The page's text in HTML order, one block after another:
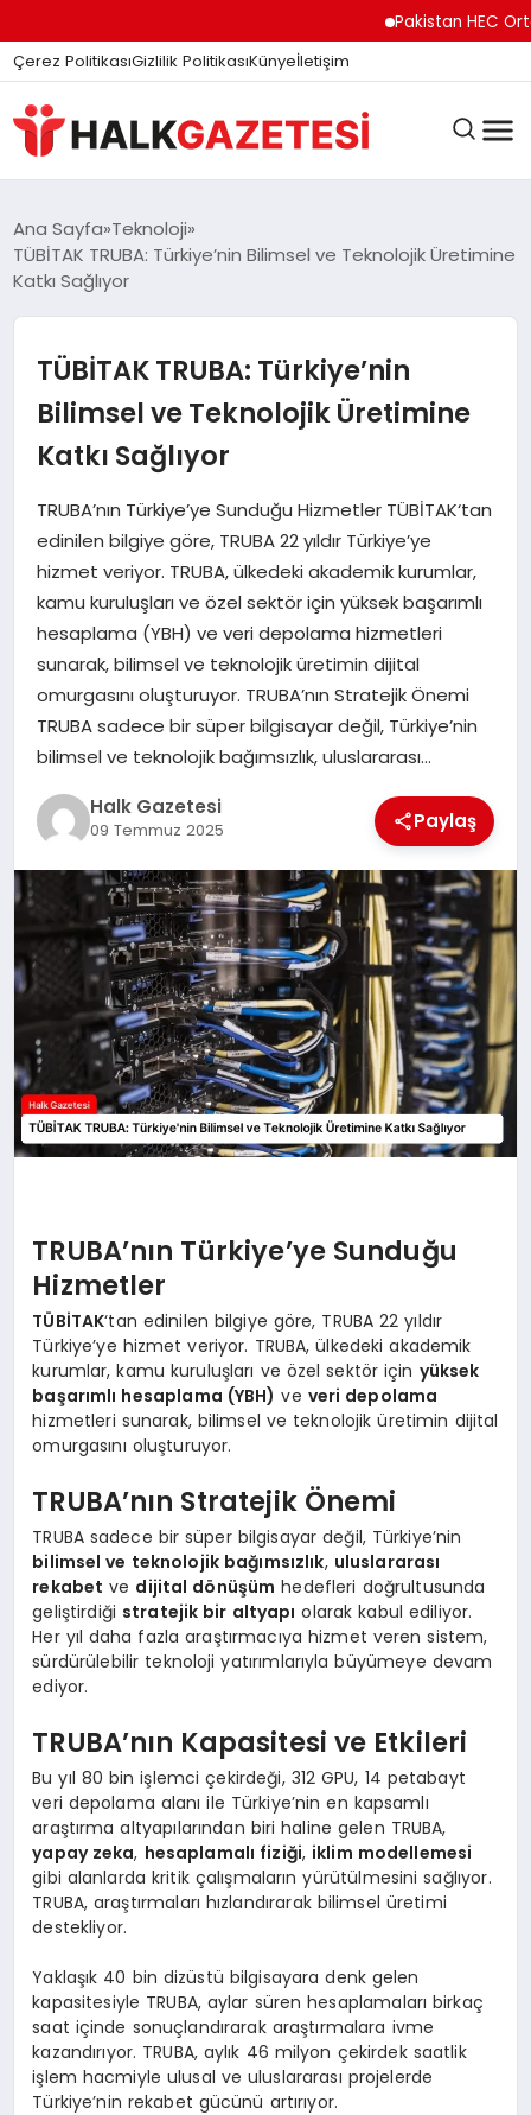
Pakistan HEC Orta
Çerez PolitikasıGizlilik PolitikasıKünyeİletişim
DÜNYA
EĞITIM
EKONOMI
MAGAZIN
SAĞLIK
SIYASET
SPOR
TEKNOLOJI
YAŞAM
Ana Sayfa Teknoloji
TÜBİTAK TRUBA: Türkiye’nin Bilimsel ve Teknolojik Üretimine
Katkı Sağlıyor
TÜBİTAK TRUBA: Türkiye’nin
Bilimsel ve Teknolojik Üretimine
Katkı Sağlıyor
TRUBA’nın Türkiye’ye Sunduğu Hizmetler TÜBİTAK‘tan
edinilen bilgiye göre, TRUBA 22 yıldır Türkiye’ye
hizmet veriyor. TRUBA, ülkedeki akademik kurumlar,
kamu kuruluşları ve özel sektör için yüksek başarımlı
hesaplama (YBH) ve veri depolama hizmetleri
sunarak, bilimsel ve teknolojik üretimin dijital
omurgasını oluşturuyor. TRUBA’nın Stratejik Önemi
TRUBA sadece bir süper bilgisayar değil, Türkiye’nin
bilimsel ve teknolojik bağımsızlık, uluslararası…
Halk Gazetesi
09 Temmuz 2025 Paylaş
TRUBA’nın Türkiye’ye Sunduğu
Hizmetler
TÜBİTAK‘tan edinilen bilgiye göre, TRUBA 22 yıldır
Türkiye’ye hizmet veriyor. TRUBA, ülkedeki akademik
kurumlar, kamu kuruluşları ve özel sektör için yüksek
başarımlı hesaplama (YBH) ve veri depolama
hizmetleri sunarak, bilimsel ve teknolojik üretimin dijital
omurgasını oluşturuyor.
TRUBA’nın Stratejik Önemi
TRUBA sadece bir süper bilgisayar değil, Türkiye’nin
bilimsel ve teknolojik bağımsızlık, uluslararası
rekabet ve dijital dönüşüm hedefleri doğrultusunda
geliştirdiği stratejik bir altyapı olarak kabul ediliyor.
Her yıl daha fazla araştırmacıya hizmet veren sistem,
sürdürülebilir teknoloji yatırımlarıyla büyümeye devam
ediyor.
TRUBA’nın Kapasitesi ve Etkileri
Bu yıl 80 bin işlemci çekirdeği, 312 GPU, 14 petabayt
veri depolama alanı ile Türkiye’nin en kapsamlı
araştırma altyapılarından biri haline gelen TRUBA,
yapay zeka, hesaplamalı fiziği, iklim modellemesi
gibi alanlarda kritik çalışmaların yürütülmesini sağlıyor.
TRUBA, araştırmaları hızlandırarak bilimsel üretimi
destekliyor.
Yaklaşık 40 bin dizüstü bilgisayara denk gelen
kapasitesiyle TRUBA, aylar süren hesaplamaları birkaç
saat içinde sonuçlandırarak araştırmalara ivme
kazandırıyor. TRUBA, aylık 46 milyon çekirdek saatlik
işlem hacmiyle ulusal ve uluslararası projelerde
Türkiye’nin rekabet gücünü artırıyor.